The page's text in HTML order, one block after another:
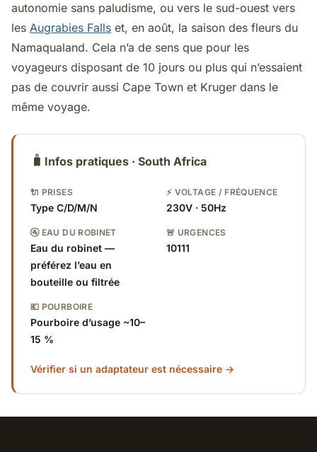
autonomie sans paludisme, ou vers le sud-ouest vers
les Augrabies Falls et, en août, la saison des fleurs du
Namaqualand. Cela n’a de sens que pour les
voyageurs disposant de 10 jours ou plus qui n’essaient
pas de couvrir aussi Cape Town et Kruger dans le
même voyage.
🧳 Infos pratiques · South Africa
🔌 PRISES
Type C/D/M/N
⚡ VOLTAGE / FRÉQUENCE
230V · 50Hz
🚰 EAU DU ROBINET
Eau du robinet —
préférez l’eau en
bouteille ou filtrée
🚨 URGENCES
10111
💶 POURBOIRE
Pourboire d’usage ~10–
15 %
Vérifier si un adaptateur est nécessaire →